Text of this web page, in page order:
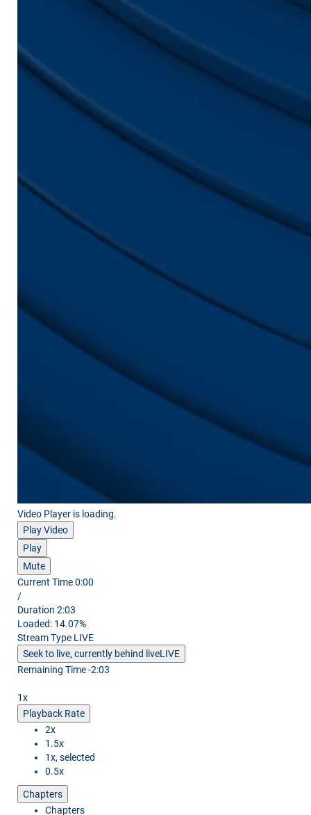
Video Player is loading.
Play Video
Play
Mute
Current Time0:00
/
Duration 2:03
Loaded: 14.07%
Stream Type LIVE
Seek to live, currently behind liveLIVE
Remaining Time-2:03
1x
Playback Rate
2x
1.5x
1x, selected
0.5x
Chapters
Chapters